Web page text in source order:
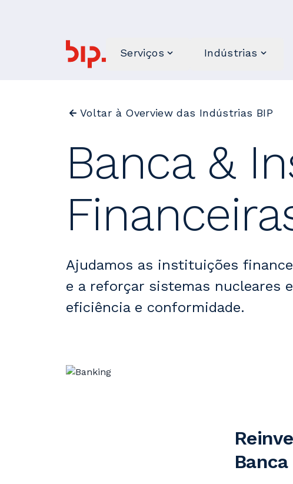
Serviços Indústrias
Voltar à Overview das Indústrias BIP
Banca &
Ajudamos as instituições
e a reforçar sistemas nucleares
eficiência e conformidade.
Banca